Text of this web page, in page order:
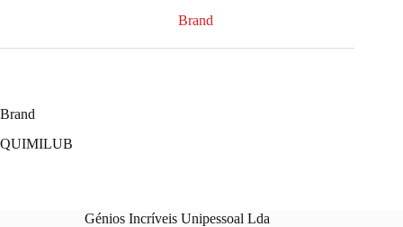
Brand
Brand
QUIMILUB
Génios Incríveis Unipessoal Lda